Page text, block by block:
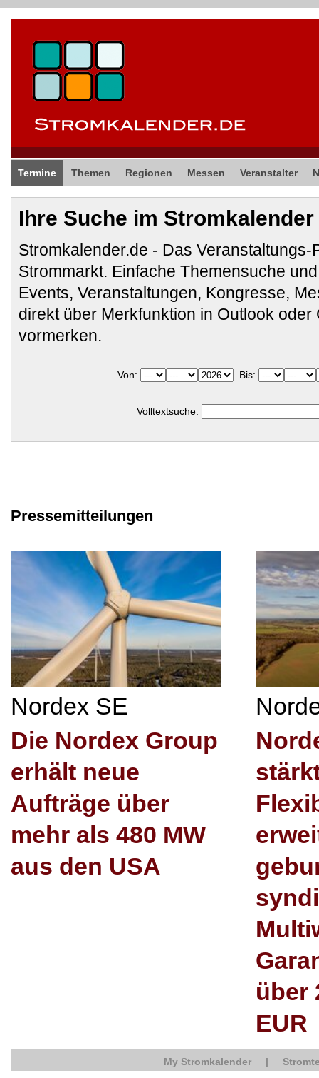
Termine Themen Regionen Messen Veranstalter
Ihre Suche im Stromkalender
Stromkalender.de - Das Veranstaltungs-
Strommarkt. Einfache Themensuche
Events, Veranstaltungen, Kongresse,
direkt über Merkfunktion in Outlook oder
vormerken.
Von: Bis:
Volltextsuche:
Pressemitteilungen
Nordex SE
Die Nordex Group
erhält neue
Aufträge über
mehr als 480 MW
aus den USA
über
EUR
My Stromkalender |